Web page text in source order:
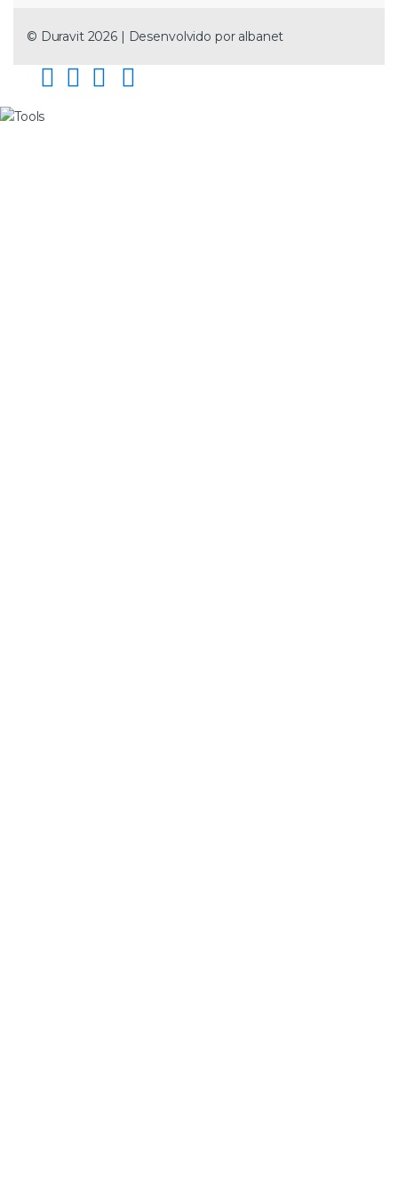
© Duravit 2026 | Desenvolvido por albanet